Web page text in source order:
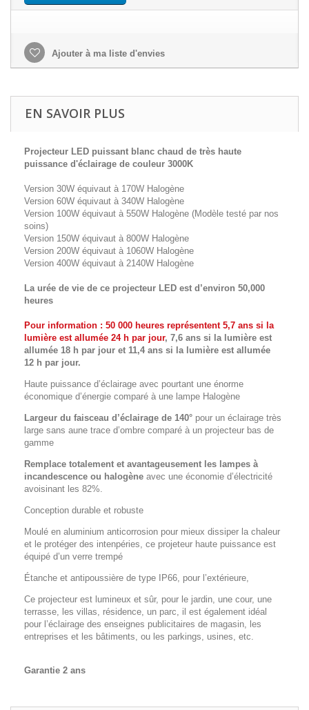
Ajouter à ma liste d'envies
EN SAVOIR PLUS
Projecteur LED puissant blanc chaud de très haute
puissance d'éclairage de couleur 3000K
Version 30W équivaut à 170W Halogène
Version 60W équivaut à 340W Halogène
Version 100W équivaut à 550W Halogène (Modèle testé par nos
soins)
Version 150W équivaut à 800W Halogène
Version 200W équivaut à 1060W Halogène
Version 400W équivaut à 2140W Halogène
La urée de vie de ce projecteur LED est d’environ 50,000
heures
Pour information : 50 000 heures représentent 5,7 ans si la
lumière est allumée 24 h par jour, 7,6 ans si la lumière est
allumée 18 h par jour et 11,4 ans si la lumière est allumée
12 h par jour.
Haute puissance d’éclairage avec pourtant une énorme
économique d’énergie comparé à une lampe Halogène
Largeur du faisceau d’éclairage de 140° pour un éclairage très
large sans aune trace d’ombre comparé à un projecteur bas de
gamme
Remplace totalement et avantageusement les lampes à
incandescence ou halogène avec une économie d’électricité
avoisinant les 82%.
Conception durable et robuste
Moulé en aluminium anticorrosion pour mieux dissiper la chaleur
et le protéger des intenpéries, ce projeteur haute puissance est
équipé d’un verre trempé
Étanche et antipoussière de type IP66, pour l’extérieure,
Ce projecteur est lumineux et sûr, pour le jardin, une cour, une
terrasse, les villas, résidence, un parc, il est également idéal
pour l’éclairage des enseignes publicitaires de magasin, les
entreprises et les bâtiments, ou les parkings, usines, etc.
Garantie 2 ans